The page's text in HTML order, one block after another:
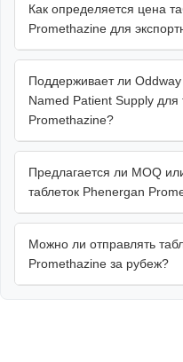
Как определяется цена
Promethazine для
Поддерживает ли
Named Patient Supply для
Promethazine?
Предлагается ли MOQ
таблеток Phenergan
Можно ли отправлять
Promethazine за рубеж?